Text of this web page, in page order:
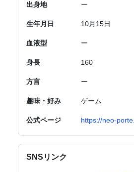
出身地 ー
生年月日 10月15日
血液型 ー
身長 160
方言 ー
趣味・好み ゲーム
公式ページ https://neo-
SNSリンク